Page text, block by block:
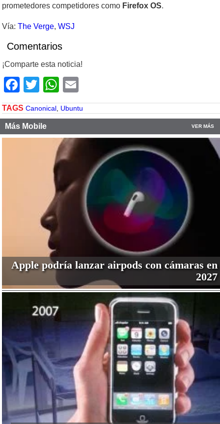
prometedores competidores como Firefox OS.
Vía: The Verge, WSJ
Comentarios
¡Comparte esta noticia!
Facebook
TwitterWhatsApp
TAGS Canonical Ubuntu
Más Mobile VER MÁS
Apple podría lanzar airpods con cámaras en
2027